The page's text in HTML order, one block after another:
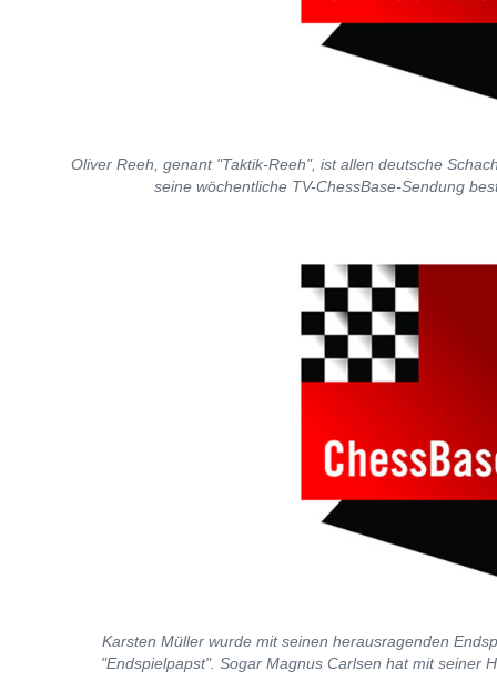
Oliver Reeh, genant "Taktik-Reeh", ist allen deutsche
seine wöchentliche TV-ChessBase-Sendung
Karsten Müller wurde mit seinen herausragenden
"Endspielpapst". Sogar Magnus Carlsen hat mit seiner